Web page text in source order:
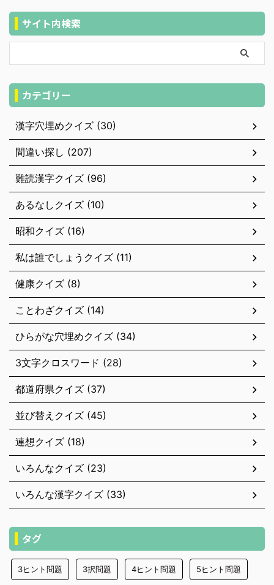
サイト内検索
カテゴリー
漢字穴埋めクイズ (30)
間違い探し (207)
難読漢字クイズ (96)
あるなしクイズ (10)
昭和クイズ (16)
私は誰でしょうクイズ (11)
健康クイズ (8)
ことわざクイズ (14)
ひらがな穴埋めクイズ (34)
3文字クロスワード (28)
都道府県クイズ (37)
並び替えクイズ (45)
連想クイズ (18)
いろんなクイズ (23)
いろんな漢字クイズ (33)
タグ
3ヒント問題 3択問題 4ヒント問題 5ヒント問題